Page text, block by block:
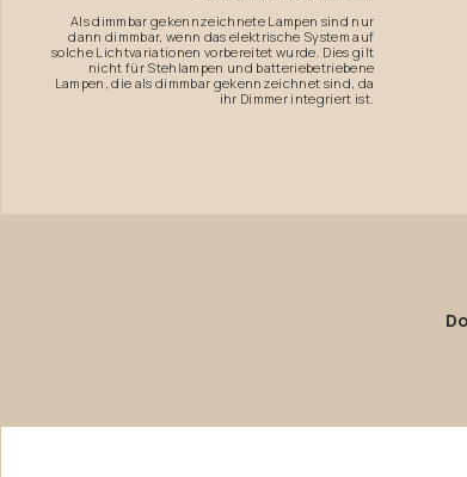
Als dimmbar gekennzeichnete Lampen sind nur
dann dimmbar, wenn das elektrische System auf
solche Lichtvariationen vorbereitet wurde. Dies gilt
nicht für Stehlampen und batteriebetriebene
Lampen, die als dimmbar gekennzeichnet sind, da
ihr Dimmer integriert ist.